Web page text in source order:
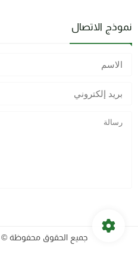
نموذج الاتصال
جميع الحقوق محفوظة ©